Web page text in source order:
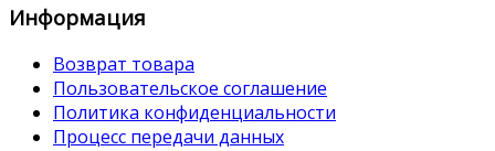
Информация
Возврат товара
Пользовательское соглашение
Политика конфиденциальности
Процесс передачи данных